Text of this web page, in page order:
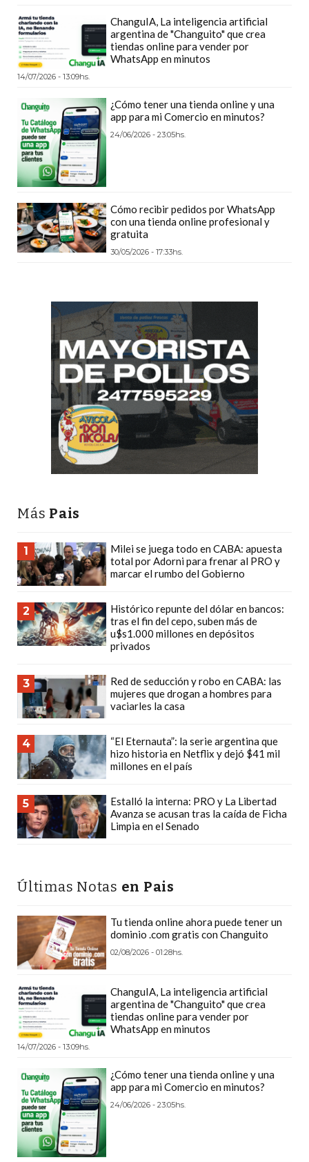
DE
VENTA
POR
WHATSAPP
CÓMO
RECIBIR
PEDIDOS
DE
COMIDA
POR
WHATSAPP:
LA
GUÍA
DELIVERIES
ONLINE:
CHANGUITO.COM.AR,
TIENDA
ONLINE
ARGENTINA
QUE
LAS
IA
PARA
VENDER
POR
WHATSAPP
SIN
PAGAR
CREAR
TIENDA
COMISIÓN
VENTA
POR
QUÉ
CADA
VEZ
MÁS
GASTRONÓMICOS
ELIGEN
PARA
RECIBIR
PEDIDOS
MEJOR
TIENDA
ChanguIA, La inteligencia artificial
argentina de "Changuito" que crea
tiendas online para vender por
WhatsApp en minutos
14/07/2026 - 13:09hs.
¿Cómo tener una tienda online y una
app para mi Comercio en minutos?
24/06/2026 - 23:05hs.
Cómo recibir pedidos por WhatsApp
con una tienda online profesional y
gratuita
30/05/2026 - 17:33hs.
Más Pais
1
Milei se juega todo en CABA: apuesta
total por Adorni para frenar al PRO y
marcar el rumbo del Gobierno
2
Histórico repunte del dólar en bancos:
tras el fin del cepo, suben más de
u$s1.000 millones en depósitos
privados
3
Red de seducción y robo en CABA: las
mujeres que drogan a hombres para
vaciarles la casa
4
“El Eternauta”: la serie argentina que
hizo historia en Netflix y dejó $41 mil
millones en el país
5
Estalló la interna: PRO y La Libertad
Avanza se acusan tras la caída de Ficha
Limpia en el Senado
Últimas Notas en Pais
Tu tienda online ahora puede tener un
dominio .com gratis con Changuito
02/08/2026 - 01:28hs.
ChanguIA, La inteligencia artificial
argentina de "Changuito" que crea
tiendas online para vender por
WhatsApp en minutos
14/07/2026 - 13:09hs.
¿Cómo tener una tienda online y una
app para mi Comercio en minutos?
24/06/2026 - 23:05hs.